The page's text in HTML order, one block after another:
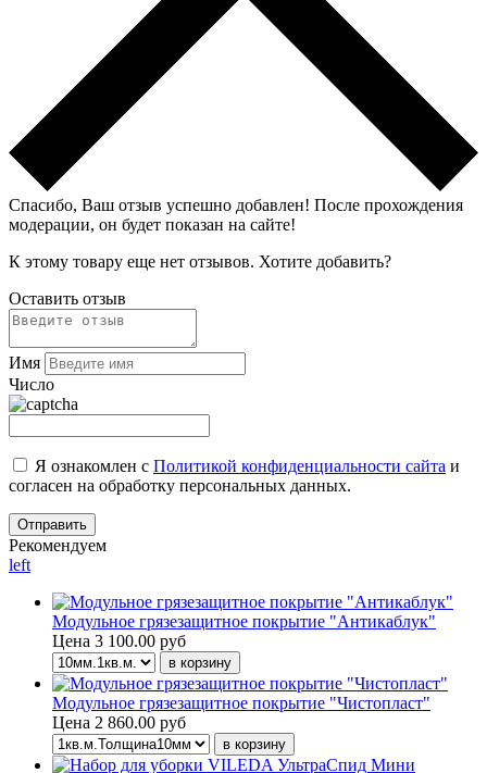
Спасибо, Ваш отзыв успешно добавлен! После прохождения
модерации, он будет показан на сайте!
К этому товару еще нет отзывов. Хотите добавить?
Оставить отзыв
Имя
Число
Я ознакомлен с Политикой конфиденциальности сайта и
согласен на обработку персональных данных.
Рекомендуем
left
Модульное грязезащитное покрытие "Антикаблук"
Цена 3 100.00 руб
Модульное грязезащитное покрытие "Чистопласт"
Цена 2 860.00 руб